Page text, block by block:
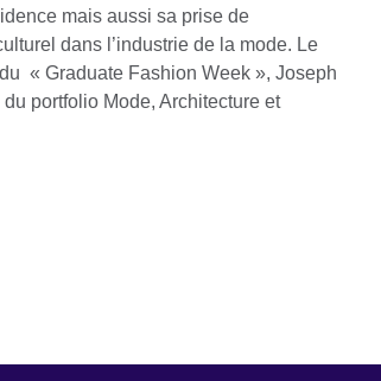
mais aussi sa prise de
dans l’industrie de la mode. Le
« Graduate Fashion Week », Joseph
portfolio Mode, Architecture et